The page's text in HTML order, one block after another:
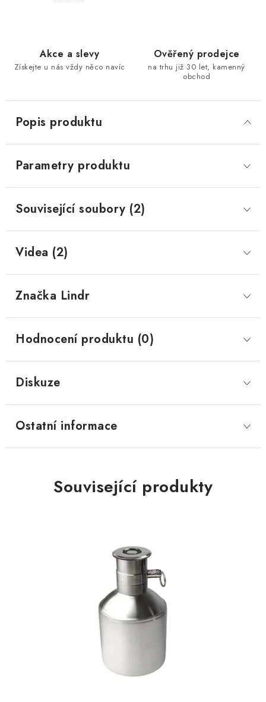
Akce a slevy
Získejte u nás vždy něco navíc
Ověřený prodejce
na trhu již 30 let, kamenný
obchod
Popis produktu
Parametry produktu
Související soubory (2)
Videa (2)
Značka Lindr
Hodnocení produktu (0)
Diskuze
Ostatní informace
Související produkty